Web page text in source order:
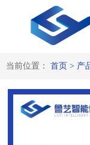
当前位置： 首页 > 产